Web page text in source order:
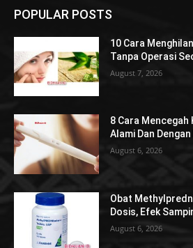
POPULAR POSTS
10 Cara
Tanpa Operasi
August 7, 2026
8 Cara Mencegah
Alami Dan
August 6, 2026
Obat
Dosis, Efek
August 6, 2026